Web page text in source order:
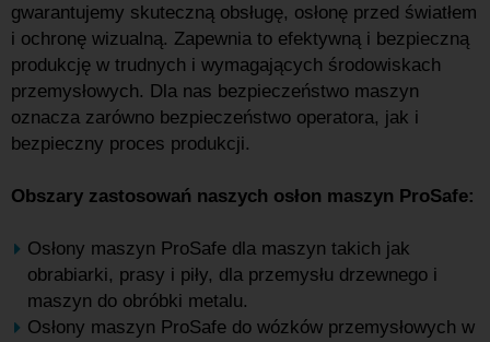
gwarantujemy skuteczną obsługę, osłonę przed światłem
i ochronę wizualną. Zapewnia to efektywną i bezpieczną
produkcję w trudnych i wymagających środowiskach
przemysłowych. Dla nas bezpieczeństwo maszyn
oznacza zarówno bezpieczeństwo operatora, jak i
bezpieczny proces produkcji.
Obszary zastosowań naszych osłon maszyn ProSafe:
Osłony maszyn ProSafe dla maszyn takich jak
obrabiarki, prasy i piły, dla przemysłu drzewnego i
maszyn do obróbki metalu.
Osłony maszyn ProSafe do wózków przemysłowych w